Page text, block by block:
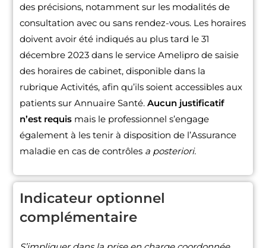
des précisions, notamment sur les modalités de
consultation avec ou sans rendez-vous. Les horaires
doivent avoir été indiqués au plus tard le 31
décembre 2023 dans le service Amelipro de saisie
des horaires de cabinet, disponible dans la
rubrique Activités, afin qu’ils soient accessibles aux
patients sur Annuaire Santé.Aucun justificatif
n’est requis mais le professionnel s’engage
également à les tenir à disposition de l’Assurance
maladie en cas de contrôles a posteriori.
Indicateur optionnel
complémentaire